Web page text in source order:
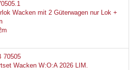
Wacken mit 2 Güterwagen nur Lok +
70505
Wacken W:O:A 2026 LIM.